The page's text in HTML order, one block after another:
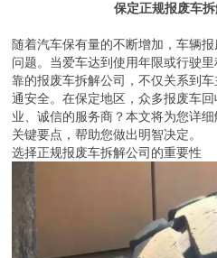
保定正规报废车
随着汽车保有量的不断增加，车辆
问题。当爱车达到使用年限或行驶
靠的报废车拆解公司，不仅关系到
通安全。在保定地区，众多报废车
业、诚信的服务商？本文将为您详
关键要点，帮助您做出明智决定。
选择正规报废车拆解公司的重要性